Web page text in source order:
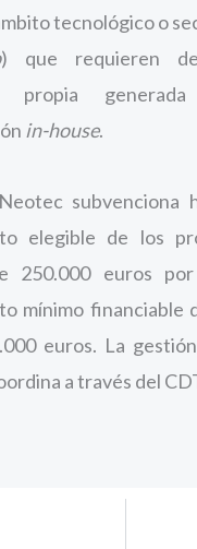
tecnológico o
) que requieren
propia
in-house.
subvenciona
elegible de los
250.000 euros
mínimo financiable
euros. La
a través del